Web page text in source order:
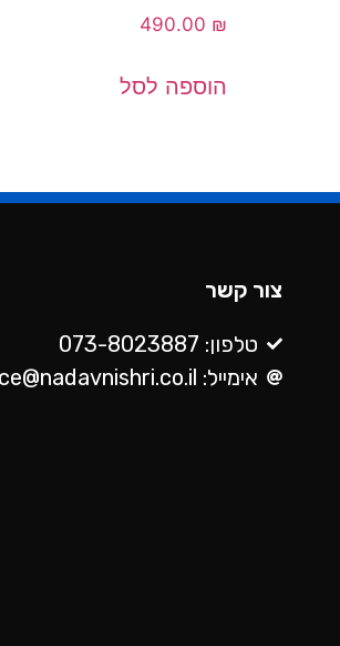
490.00 ₪
הוספה לסל
צור קשר
טלפון: 073-8023887
אימייל: office@nadavnishri.co.il